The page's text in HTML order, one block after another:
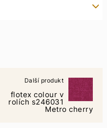
Další produkt
flotex colour v
rolích s246031
Metro cherry